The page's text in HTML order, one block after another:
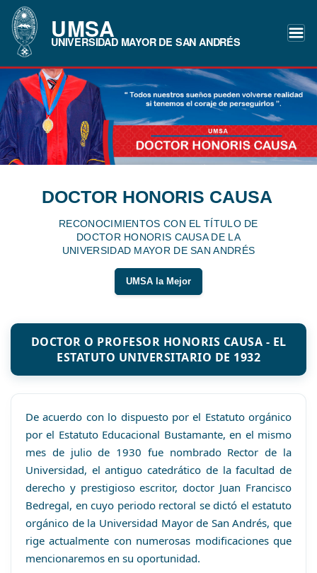
UMSA
UNIVERSIDAD MAYOR DE SAN ANDRÉS
DOCTOR HONORIS CAUSA
RECONOCIMIENTOS CON EL TÍTULO DE
DOCTOR HONORIS CAUSA DE LA
UNIVERSIDAD MAYOR DE SAN ANDRÉS
UMSA la Mejor
DOCTOR O PROFESOR HONORIS CAUSA - EL
ESTATUTO UNIVERSITARIO DE 1932
De acuerdo con lo dispuesto por el Estatuto orgánico
por el Estatuto Educacional Bustamante, en el mismo
mes de julio de 1930 fue nombrado Rector de la
Universidad, el antiguo catedrático de la facultad de
derecho y prestigioso escritor, doctor Juan Francisco
Bedregal, en cuyo periodo rectoral se dictó el estatuto
orgánico de la Universidad Mayor de San Andrés, que
rige actualmente con numerosas modificaciones que
mencionaremos en su oportunidad.